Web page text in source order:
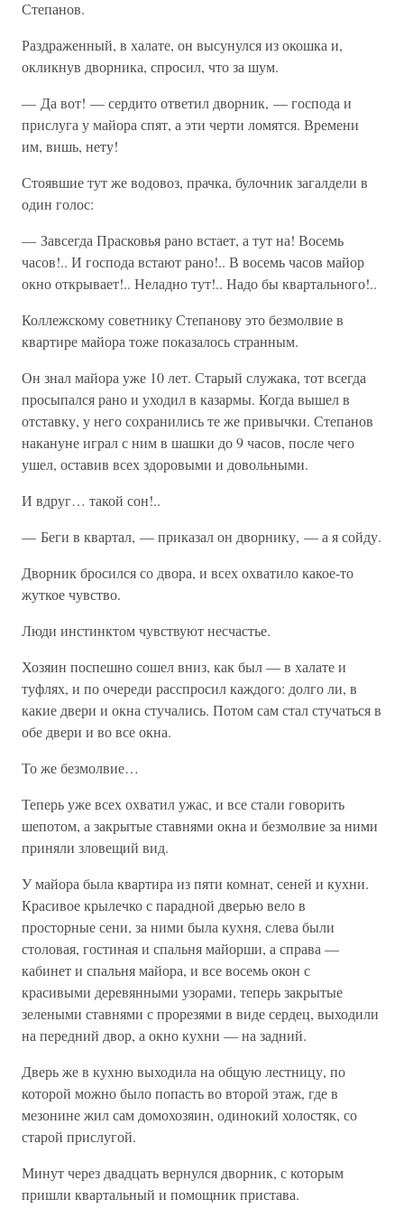
Степанов.
Раздраженный, в халате, он высунулся из окошка и,
окликнув дворника, спросил, что за шум.
— Да вот! — сердито ответил дворник, — господа и
прислуга у майора спят, а эти черти ломятся. Времени
им, вишь, нету!
Стоявшие тут же водовоз, прачка, булочник загалдели в
один голос:
— Завсегда Прасковья рано встает, а тут на! Восемь
часов!.. И господа встают рано!.. В восемь часов майор
окно открывает!.. Неладно тут!.. Надо бы квартального!..
Коллежскому советнику Степанову это безмолвие в
квартире майора тоже показалось странным.
Он знал майора уже 10 лет. Старый служака, тот всегда
просыпался рано и уходил в казармы. Когда вышел в
отставку, у него сохранились те же привычки. Степанов
накануне играл с ним в шашки до 9 часов, после чего
ушел, оставив всех здоровыми и довольными.
И вдруг… такой сон!..
— Беги в квартал, — приказал он дворнику, — а я сойду.
Дворник бросился со двора, и всех охватило какое-то
жуткое чувство.
Люди инстинктом чувствуют несчастье.
Хозяин поспешно сошел вниз, как был — в халате и
туфлях, и по очереди расспросил каждого: долго ли, в
какие двери и окна стучались. Потом сам стал стучаться в
обе двери и во все окна.
То же безмолвие…
Теперь уже всех охватил ужас, и все стали говорить
шепотом, а закрытые ставнями окна и безмолвие за ними
приняли зловещий вид.
У майора была квартира из пяти комнат, сеней и кухни.
Красивое крылечко с парадной дверью вело в
просторные сени, за ними была кухня, слева были
столовая, гостиная и спальня майорши, а справа —
кабинет и спальня майора, и все восемь окон с
красивыми деревянными узорами, теперь закрытые
зелеными ставнями с прорезями в виде сердец, выходили
на передний двор, а окно кухни — на задний.
Дверь же в кухню выходила на общую лестницу, по
которой можно было попасть во второй этаж, где в
мезонине жил сам домохозяин, одинокий холостяк, со
старой прислугой.
Минут через двадцать вернулся дворник, с которым
пришли квартальный и помощник пристава.